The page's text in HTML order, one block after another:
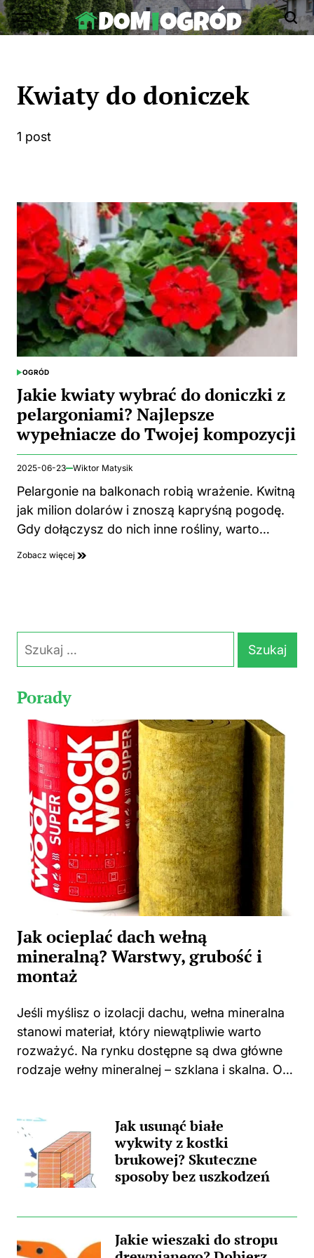
Skip
to
Kwiaty do doniczek
1 post
POSTED
OGRÓD
Jakie kwiaty wybrać do doniczki z
pelargoniami? Najlepsze
wypełniacze do Twojej kompozycji
2025-06-23 Wiktor Matysik
Pelargonie na balkonach robią wrażenie. Kwitną
jak milion dolarów i znoszą kapryśną pogodę.
Gdy dołączysz do nich inne rośliny, warto…
Zobacz więcej
Szukaj:
Porady
Jak ocieplać dach wełną
mineralną? Warstwy, grubość i
montaż
Jeśli myślisz o izolacji dachu, wełna mineralna
stanowi materiał, który niewątpliwie warto
rozważyć. Na rynku dostępne są dwa główne
rodzaje wełny mineralnej – szklana i skalna. Oba
nich ma swoje...
Jak usunąć białe
wykwity z kostki
brukowej? Skuteczne
sposoby bez uszkodzeń
Jakie wieszaki do stropu